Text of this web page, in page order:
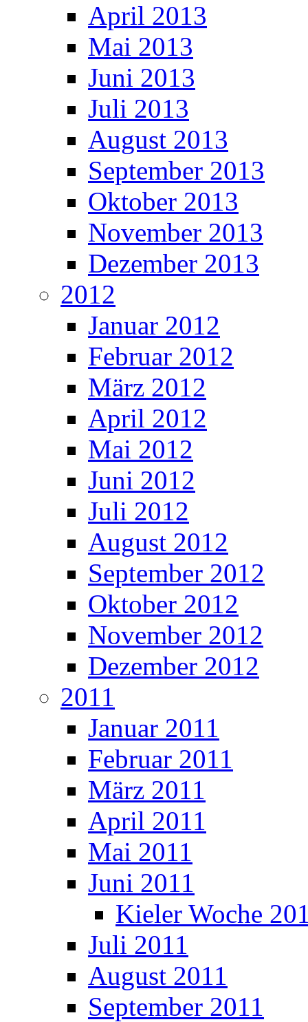
April 2013
Mai 2013
Juni 2013
Juli 2013
August 2013
September 2013
Oktober 2013
November 2013
Dezember 2013
2012
Januar 2012
Februar 2012
März 2012
April 2012
Mai 2012
Juni 2012
Juli 2012
August 2012
September 2012
Oktober 2012
November 2012
Dezember 2012
2011
Januar 2011
Februar 2011
März 2011
April 2011
Mai 2011
Juni 2011
Kieler Woche
Juli 2011
August 2011
September 2011